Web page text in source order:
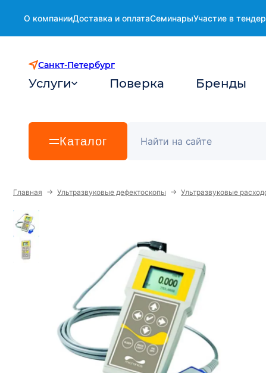
О компанииДоставка и оплатаСеминарыУчастие в
Санкт-Петербург
Услуги Поверка Бренды
Каталог
Главная → Ультразвуковые дефектоскопы → Ультразвуковые